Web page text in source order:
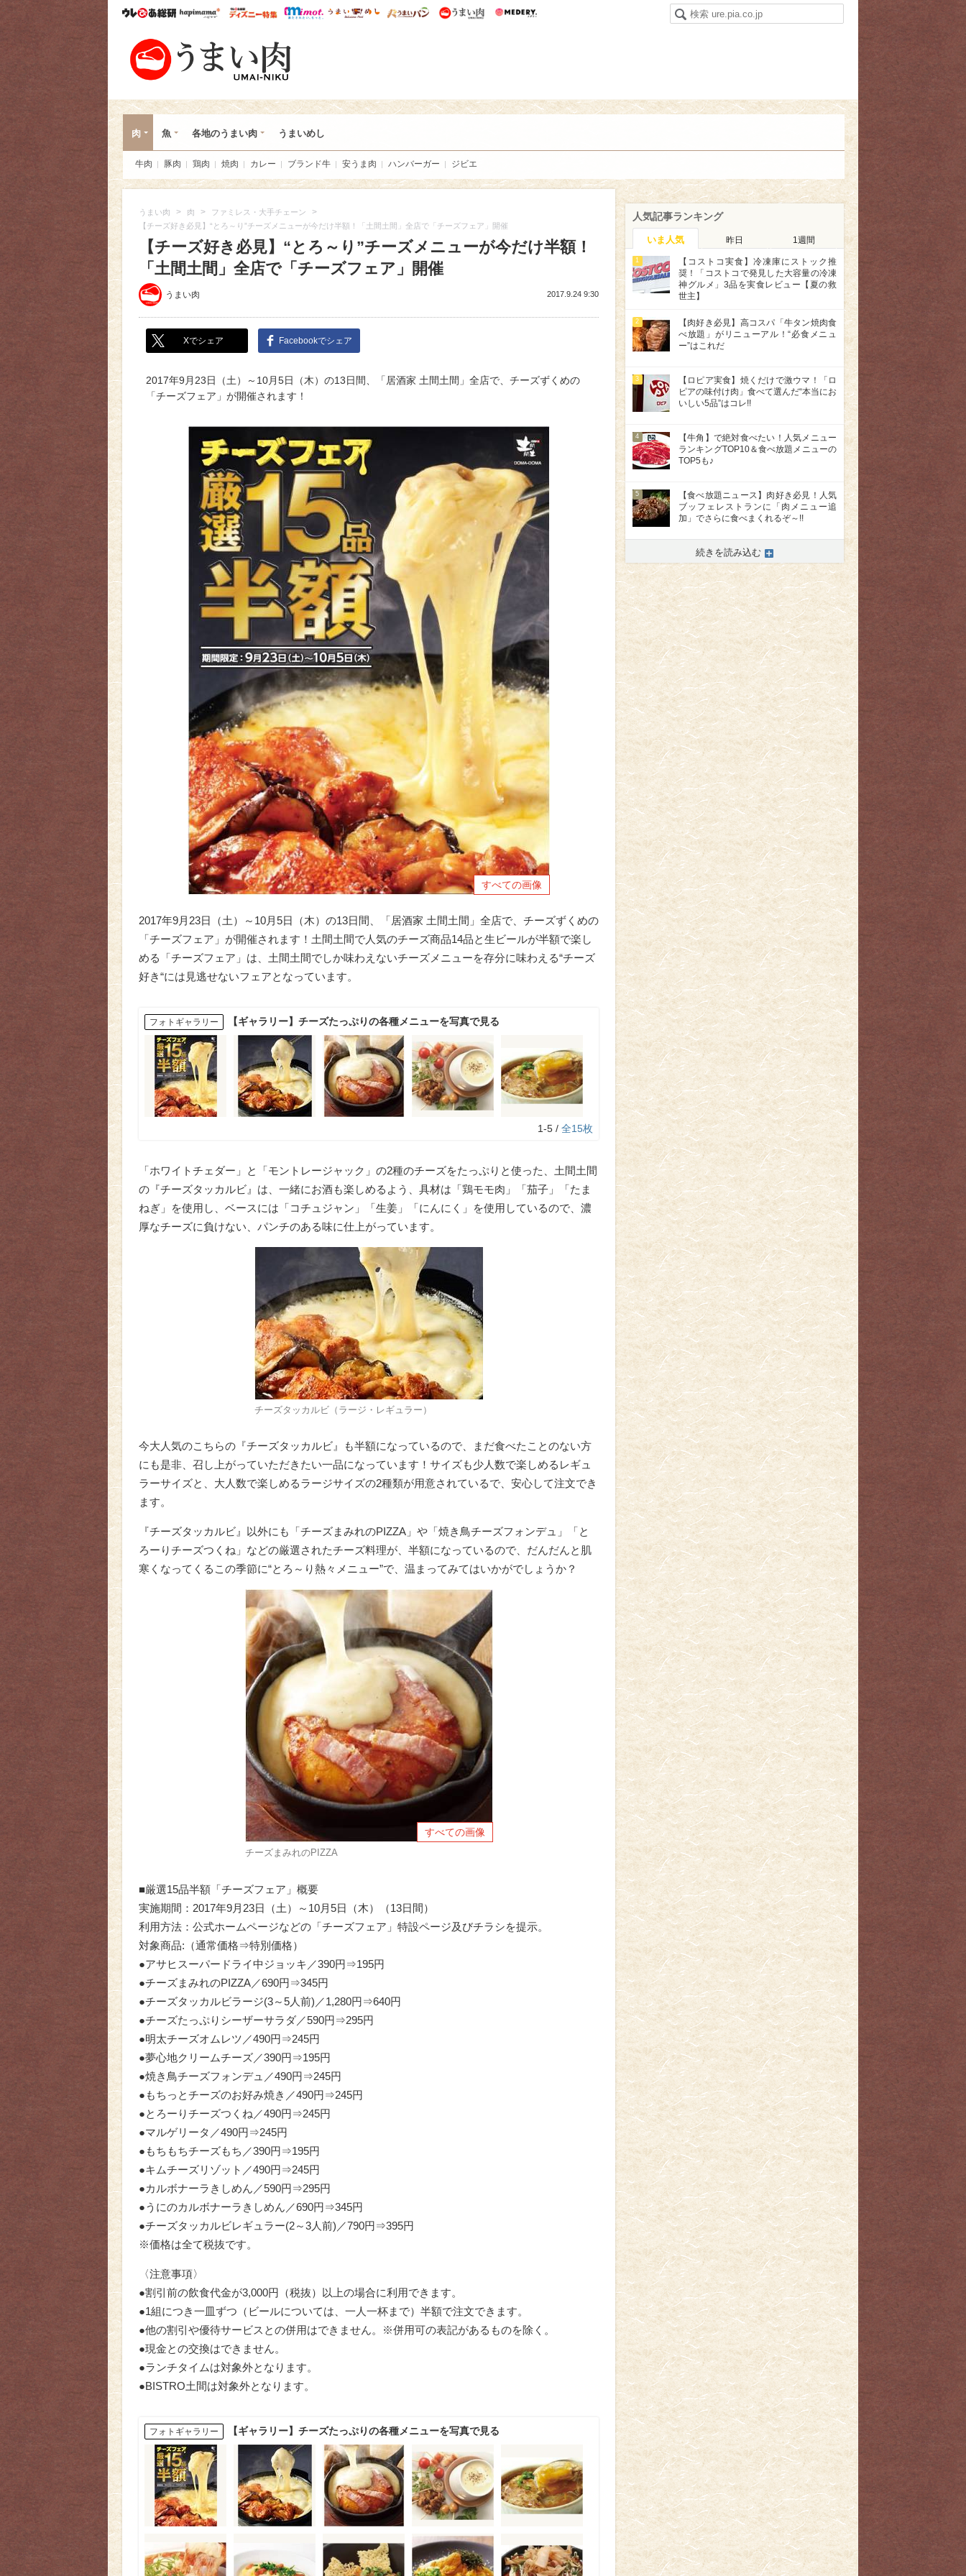
ウレぴあ総研ハピママ* ウレぴあ総研 ディズニー特集
mimot. うまいめし うまいパン うまい肉
肉 魚 各地のうまい肉 うまいめし
牛肉 豚肉 鶏肉 焼肉 カレー ブランド牛 安うま肉 ハンバーガー ジビエ
うまい肉 > 肉 > ファミレス・大手チェーン >
【チーズ好き必見】“とろ～り”チーズメニューが今だけ半額！「土間土間」全店で「チーズフェア」開催
【チーズ好き必見】“とろ～り”チーズメニューが今だけ半額！
「土間土間」全店で「チーズフェア」開催
うまい肉 2017.9.24 9:30
Xでシェア Facebookでシェア
2017年9月23日（土）～10月5日（木）の13日間、「居酒家 土間土間」全店で、チーズずくめの
「チーズフェア」が開催されます！
すべての画像
2017年9月23日（土）～10月5日（木）の13日間、「居酒家 土間土間」全店で、チーズずくめの
「チーズフェア」が開催されます！土間土間で人気のチーズ商品14品と生ビールが半額で楽し
める「チーズフェア」は、土間土間でしか味わえないチーズメニューを存分に味わえる“チーズ
好き“には見逃せないフェアとなっています。
フォトギャラリー 【ギャラリー】チーズたっぷりの各種メニューを写真で見る
1-5 / 全15枚
「ホワイトチェダー」と「モントレージャック」の2種のチーズをたっぷりと使った、土間土間
の『チーズタッカルビ』は、一緒にお酒も楽しめるよう、具材は「鶏モモ肉」「茄子」「たま
ねぎ」を使用し、ベースには「コチュジャン」「生姜」「にんにく」を使用しているので、濃
厚なチーズに負けない、パンチのある味に仕上がっています。
チーズタッカルビ（ラージ・レギュラー）
今大人気のこちらの『チーズタッカルビ』も半額になっているので、まだ食べたことのない方
にも是非、召し上がっていただきたい一品になっています！サイズも少人数で楽しめるレギュ
ラーサイズと、大人数で楽しめるラージサイズの2種類が用意されているで、安心して注文でき
ます。
『チーズタッカルビ』以外にも「チーズまみれのPIZZA」や「焼き鳥チーズフォンデュ」「と
ろーりチーズつくね」などの厳選されたチーズ料理が、半額になっているので、だんだんと肌
寒くなってくるこの季節に“とろ～り熱々メニュー”で、温まってみてはいかがでしょうか？
すべての画像
チーズまみれのPIZZA
■厳選15品半額「チーズフェア」概要
実施期間：2017年9月23日（土）～10月5日（木）（13日間）
利用方法：公式ホームページなどの「チーズフェア」特設ページ及びチラシを提示。
対象商品:（通常価格⇒特別価格）
●アサヒスーパードライ中ジョッキ／390円⇒195円
●チーズまみれのPIZZA／690円⇒345円
●チーズタッカルビラージ(3～5人前)／1,280円⇒640円
●チーズたっぷりシーザーサラダ／590円⇒295円
●明太チーズオムレツ／490円⇒245円
●夢心地クリームチーズ／390円⇒195円
●焼き鳥チーズフォンデュ／490円⇒245円
●もちっとチーズのお好み焼き／490円⇒245円
●とろーりチーズつくね／490円⇒245円
●マルゲリータ／490円⇒245円
●もちもちチーズもち／390円⇒195円
●キムチーズリゾット／490円⇒245円
●カルボナーラきしめん／590円⇒295円
●うにのカルボナーラきしめん／690円⇒345円
●チーズタッカルビレギュラー(2～3人前)／790円⇒395円
※価格は全て税抜です。
〈注意事項〉
●割引前の飲食代金が3,000円（税抜）以上の場合に利用できます。
●1組につき一皿ずつ（ビールについては、一人一杯まで）半額で注文できます。
●他の割引や優待サービスとの併用はできません。※併用可の表記があるものを除く。
●現金との交換はできません。
●ランチタイムは対象外となります。
●BISTRO土間は対象外となります。
フォトギャラリー 【ギャラリー】チーズたっぷりの各種メニューを写真で見る
人気記事ランキング
いま人気 昨日 1週間
1
【コストコ実食】冷凍庫にストック推
奨！「コストコで発見した大容量の冷凍
神グルメ」3品を実食レビュー【夏の救
世主】
2
【肉好き必見】高コスパ「牛タン焼肉食
べ放題」がリニューアル！“必食メニュ
ー”はこれだ
3
【ロピア実食】焼くだけで激ウマ！「ロ
ピアの味付け肉」食べて選んだ“本当にお
いしい5品”はコレ!!
4
【牛角】で絶対食べたい！人気メニュー
ランキングTOP10＆食べ放題メニューの
TOP5も♪
5
【食べ放題ニュース】肉好き必見！人気
ブッフェレストランに「肉メニュー追
加」でさらに食べまくれるぞ～!!
続きを読み込む